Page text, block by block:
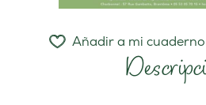
Añadir a mi